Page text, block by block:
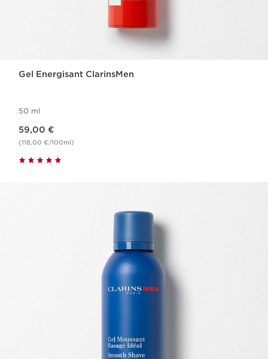
Gel Energisant ClarinsMen
50 ml
59,00 €
(118,00 €/100ml)